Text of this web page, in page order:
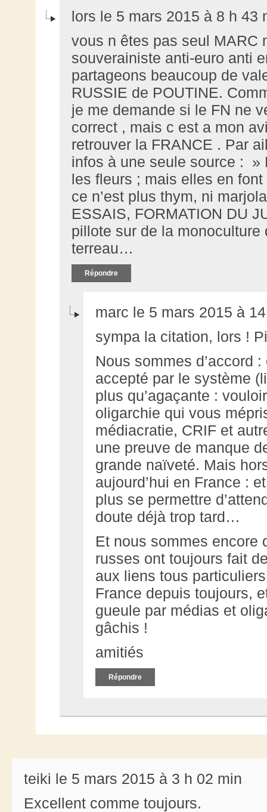
lors le 5 mars 2015 à 8 h 43
vous n êtes pas seul MARC
souverainiste anti-euro anti
partageons beaucoup de
RUSSIE de POUTINE.
je me demande si le FN ne
correct , mais c est a mon
retrouver la FRANCE . Par
infos à une seule source : »
les fleurs ; mais elles en
ce n’est plus thym, ni
ESSAIS, FORMATION DU
pillote sur de la
terreau…
Répondre
marc le 5 mars 2015 à
sympa la citation, lors !
Nous sommes d’accord
accepté par le système
plus qu’agaçante :
oligarchie qui vous
médiacratie, CRIF et
une preuve de manque
grande naïveté. Mais
aujourd’hui en France :
plus se permettre
doute déjà trop tard…
Et nous sommes encore
russes ont toujours fait
aux liens tous
France depuis toujours,
gueule par médias et
gâchis !
amitiés
Répondre
teiki le 5 mars 2015 à 3 h 02 min
Excellent comme toujours.